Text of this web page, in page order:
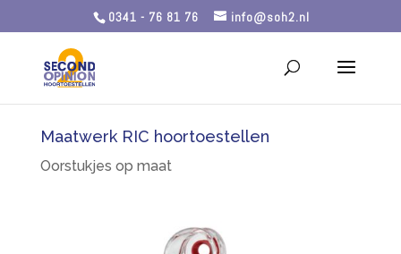
0341 - 76 81 76 info@soh2.nl
Maatwerk RIC hoortoestellen
Oorstukjes op maat